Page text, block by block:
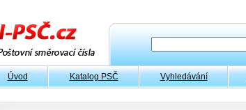
Úvod Katalog PSČ Vyhledávání